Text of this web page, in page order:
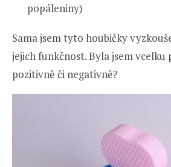
popáleniny)
Sama jsem tyto houbičky
jejich funkčnost. Byla jsem vcelku
pozitivně či negativně?